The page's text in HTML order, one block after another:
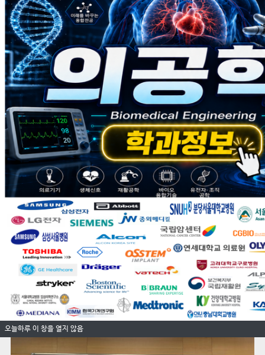
[메디컬앵커사업] 1인 크리에이터 AI 숏폼 경진대회 참가 안내 2026-08-07
[메디컬앵커사업] 2026년도 공공데이터 활용 공모전 참가 안내 2026-08-07
지역대학 의료기기 전문가 양성교육 프로그램 2026-07-16
[메디컬RISE사업]DSC 공유대학 특화 비교과 프로그램 참가 협 2026-05-26
Q&A
궁금하신 사항이나학과정보를 원하시면 물어보세요.
교육과정
의공학과의교육과정을 소개합니다.
강의자료실
강의에 필요한자료를 다운받으세요.
오늘하루 이 창을 열지 않음